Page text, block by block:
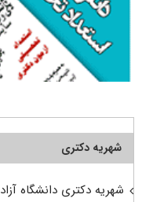
شهریه دکتری
شهریه دکتری دانشگاه آزاد